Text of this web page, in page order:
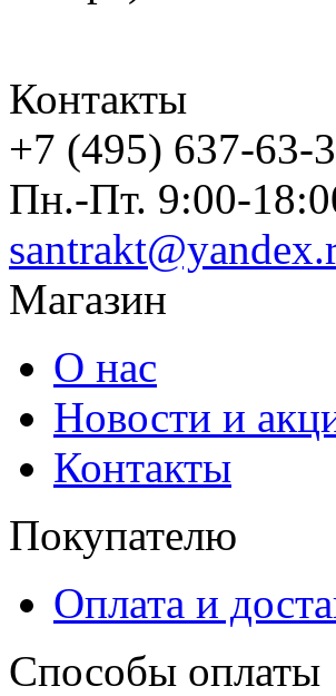
Контакты
+7 (495) 637-63-
Пн.-Пт. 9:00-
Магазин
О нас
Новости и
Контакты
Покупателю
Оплата и
Способы оплаты